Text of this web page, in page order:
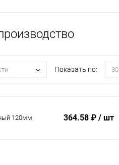
Показать по: 30
120мм 364.58 ₽ / шт